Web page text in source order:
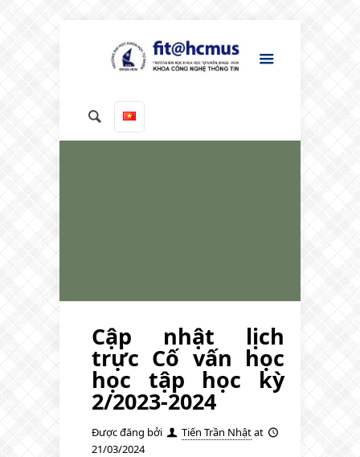
Cập nhật lịch
trực Cố vấn học
học tập học kỳ
2/2023-2024
Được đăng bởi Tiến Trần Nhậtat
21/03/2024